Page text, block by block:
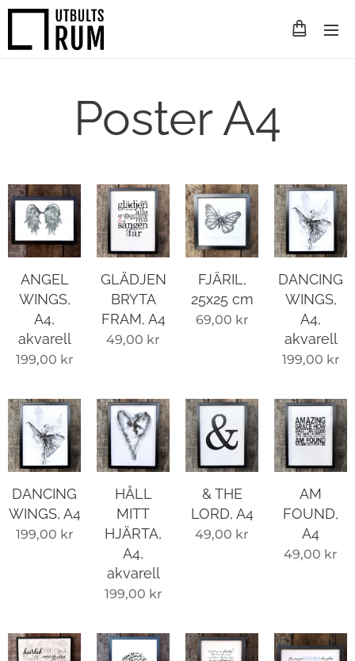
Poster A4
ANGEL
WINGS,
A4,
akvarell
199,00 kr
GLÄDJEN
BRYTA
FRAM, A4
49,00 kr
FJÄRIL,
25x25 cm
69,00 kr
DANCING
WINGS,
A4,
akvarell
199,00 kr
DANCING
WINGS, A4
199,00 kr
HÅLL
MITT
HJÄRTA,
A4,
akvarell
199,00 kr
& THE
LORD, A4
49,00 kr
AM
FOUND,
A4
49,00 kr